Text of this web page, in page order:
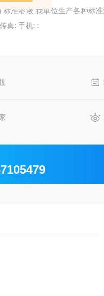
溶液,环保试剂,化学试剂及快速检测试剂盒,
真: 手机: :